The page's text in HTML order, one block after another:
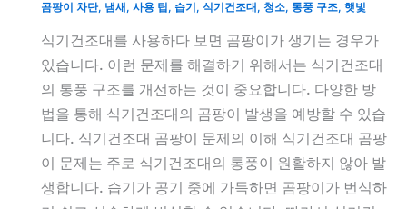
곰팡이 차단, 냄새 , 사용 팁 , 습기 , 식기건조대 , 청소, 통풍 구조, 햇빛
식기건조대를 사용하다 보면 곰팡이가 생기는 경우가
있습니다. 이런 문제를 해결하기 위해서는 식기건조대
의 통풍 구조를 개선하는 것이 중요합니다. 다양한 방
법을 통해 식기건조대의 곰팡이 발생을 예방할 수 있습
니다. 식기건조대 곰팡이 문제의 이해 식기건조대 곰팡
이 문제는 주로 식기건조대의 통풍이 원활하지 않아 발
생합니다. 습기가 공기 중에 가득하면 곰팡이가 번식하